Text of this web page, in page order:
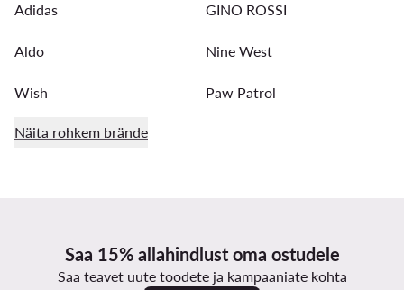
Adidas GINO ROSSI
Aldo Nine West
Wish Paw Patrol
Näita rohkem brände
Saa 15% allahindlust oma ostudele
Saa teavet uute toodete ja kampaaniate kohta